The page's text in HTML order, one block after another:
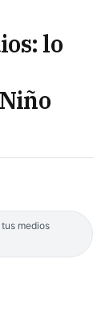
lo
medios